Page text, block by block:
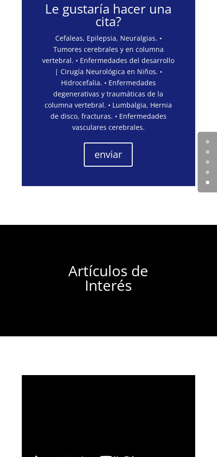
Le gustaría hacer una
cita?
Cefaleas, Epilepsia, Neuralgias. •
Tumores cerebrales y en columna
vertebral. • Enfermedades del desarrollo
| Cirugía Neurológica en Niños. •
Hidrocefalia. • Enfermedades
degenerativas y traumáticas de la
columna vertebral. • Lumbalgia, Hernia
de disco, fracturas. • Enfermedades
vasculares cerebrales.
enviar
Artículos de
Interés